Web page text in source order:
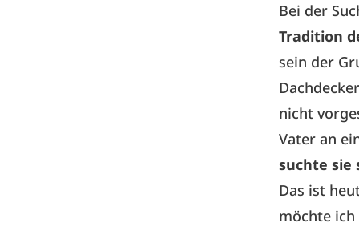
Bei der
Tradition
sein der
nicht
Vater an
suchte sie
Das ist
möchte ich